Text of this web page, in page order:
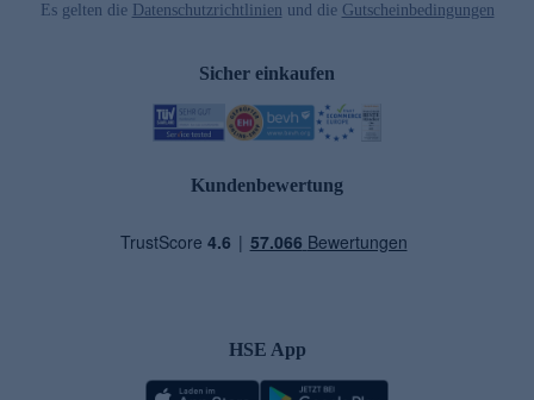
Es gelten die Datenschutzrichtlinien und die Gutscheinbedingungen
Sicher einkaufen
Kundenbewertung
HSE App